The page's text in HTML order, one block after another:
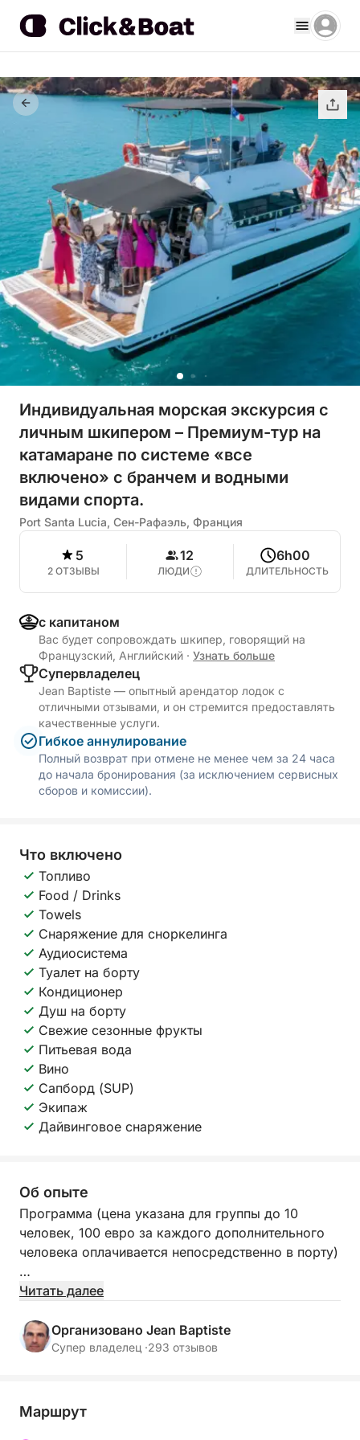
Индивидуальная морская экскурсия с
личным шкипером – Премиум-тур на
катамаране по системе «все
включено» с бранчем и водными
видами спорта.
Port Santa Lucia, Сен-Рафаэль, Франция
5
2 ОТЗЫВЫ
12
ЛЮДИ
6h00
ДЛИТЕЛЬНОСТЬ
с капитаном
Вас будет сопровождать шкипер, говорящий на
Французский, Английский · Узнать больше
Cупервладелец
Jean Baptiste — опытный арендатор лодок с
отличными отзывами, и он стремится предоставлять
качественные услуги.
Гибкое аннулирование
Полный возврат при отмене не менее чем за 24 часа
до начала бронирования (за исключением сервисных
сборов и комиссии).
Что включено
Топливо
Food / Drinks
Towels
Снаряжение для сноркелинга
Аудиосистема
Туалет на борту
Кондиционер
Душ на борту
Свежие сезонные фрукты
Питьевая вода
Вино
Сапборд (SUP)
Экипаж
Дайвинговое снаряжение
Об опыте
Программа (цена указана для группы до 10
человек, 100 евро за каждого дополнительного
человека оплачивается непосредственно в порту)
Отправьтесь в частную 6-часовую морскую
Французской Ривьере. В программу включены
живописные морские прогулки, купание в
Рафаэля, Сент-Максима, Сен-Тропе или Канн.
Читать далее
Организовано Jean Baptiste
Супер владелец ·293 отзывов
Маршрут